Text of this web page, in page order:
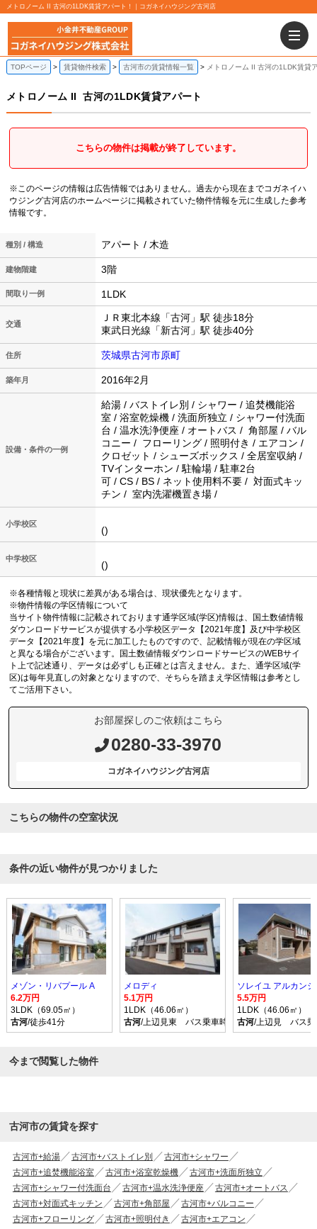
メトロノーム II 古河の1LDK賃貸アパート！｜コガネイハウジング古河店
TOPページ 賃貸物件検索 古河市の賃貸情報一覧 メトロノーム II 古河の1LDK賃貸
メトロノーム II 古河の1LDK賃貸アパート
こちらの物件は掲載が終了しています。
※このページの情報は広告情報ではありません。過去から現在までコガネイハ
ウジング古河店のホームぺージに掲載されていた物件情報を元に生成した参考
情報です。
種別 / 構造 アパート / 木造
建物階建 3階
間取り一例 1LDK
交通
ＪＲ東北本線「古河」駅 徒歩18分
東武日光線「新古河」駅 徒歩40分
住所 茨城県古河市原町
築年月 2016年2月
設備・条件の一例
給湯 / バストイレ別 / シャワー / 追焚機能浴
室 / 浴室乾燥機 / 洗面所独立 / シャワー付洗面
台 / 温水洗浄便座 / オートバス / 角部屋 / バル
コニー / フローリング / 照明付き / エアコン /
クロゼット / シューズボックス / 全居室収納 /
TVインターホン / 駐輪場 / 駐車2台
可 / CS / BS / ネット使用料不要 / 対面式キッ
チン / 室内洗濯機置き場 /
小学校区
()
中学校区
()
※各種情報と現状に差異がある場合は、現状優先となります。
※物件情報の学区情報について
当サイト物件情報に記載されております通学区域(学区)情報は、国土数値情報
ダウンロードサービスが提供する小学校区データ【2021年度】及び中学校区
データ【2021年度】を元に加工したものですので、記載情報が現在の学区域
と異なる場合がございます。国土数値情報ダウンロードサービスのWEBサイ
ト上で記述通り、データは必ずしも正確とは言えません。また、通学区域(学
区)は毎年見直しの対象となりますので、そちらを踏まえ学区情報は参考とし
てご活用下さい。
お部屋探しのご依頼はこちら
0280-33-3970
コガネイハウジング古河店
こちらの物件の空室状況
条件の近い物件が見つかりました
メゾン・リバプール A
6.2万円
3LDK（69.05㎡）
古河/徒歩41分
メロディ
5.1万円
1LDK（46.06㎡）
古河/上辺見東 バス乗車時間11分 停歩4分
5.5万円
1LDK（46.06㎡）
古河/上辺見 バス
今まで閲覧した物件
古河市の賃貸を探す
古河市+給湯 古河市+バストイレ別
古河市+シャワー
古河市+追焚機能浴室
古河市+浴室乾燥機
古河市+洗面所独立
古河市+シャワー付洗面台
古河市+温水洗浄便座
古河市+オートバス
古河市+対面式キッチン
古河市+角部屋
古河市+バルコニー
古河市+フローリング
古河市+照明付き
古河市+エアコン